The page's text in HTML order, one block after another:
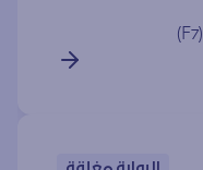
F7
)